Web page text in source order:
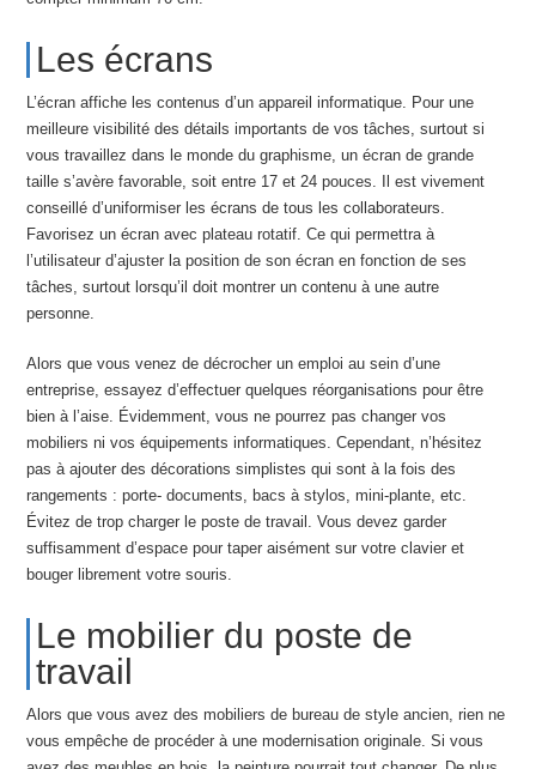
Les écrans
L’écran affiche les contenus d’un appareil informatique. Pour une
meilleure visibilité des détails importants de vos tâches, surtout si
vous travaillez dans le monde du graphisme, un écran de grande
taille s’avère favorable, soit entre 17 et 24 pouces. Il est vivement
conseillé d’uniformiser les écrans de tous les collaborateurs.
Favorisez un écran avec plateau rotatif. Ce qui permettra à
l’utilisateur d’ajuster la position de son écran en fonction de ses
tâches, surtout lorsqu’il doit montrer un contenu à une autre
personne.
Alors que vous venez de décrocher un emploi au sein d’une
entreprise, essayez d’effectuer quelques réorganisations pour être
bien à l’aise. Évidemment, vous ne pourrez pas changer vos
mobiliers ni vos équipements informatiques. Cependant, n’hésitez
pas à ajouter des décorations simplistes qui sont à la fois des
rangements : porte- documents, bacs à stylos, mini-plante, etc.
Évitez de trop charger le poste de travail. Vous devez garder
suffisamment d’espace pour taper aisément sur votre clavier et
bouger librement votre souris.
Le mobilier du poste de
travail
Alors que vous avez des mobiliers de bureau de style ancien, rien ne
vous empêche de procéder à une modernisation originale. Si vous